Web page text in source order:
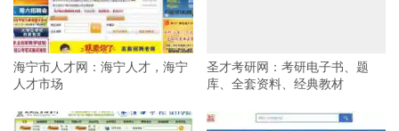
海宁市人才网：海宁人才，海宁
人才市场
圣才考研网：考研电子书、题
库、全套资料、经典教材